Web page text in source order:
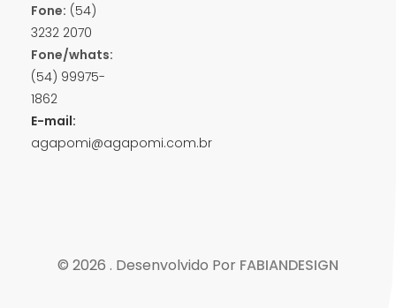
Fone: (54)
3232 2070
Fone/whats:
(54) 99975-
1862
E-mail:
agapomi@agapomi.com.br
© 2026 . Desenvolvido Por FABIANDESIGN